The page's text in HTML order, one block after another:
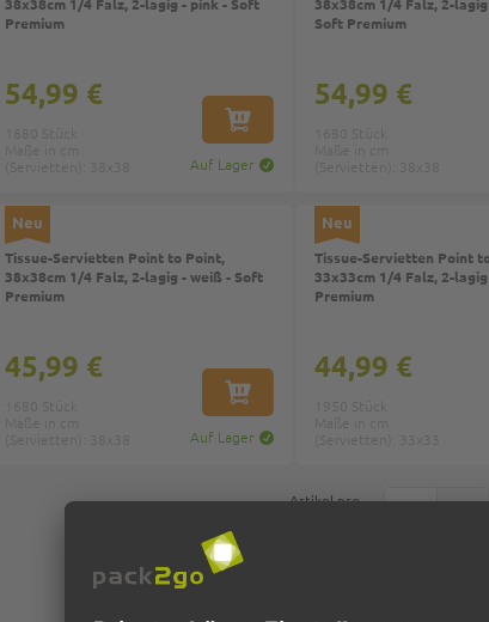
Premium
Auf Lager
IN DEN WARENKORB
54,99 €
Soft Premium
54,99 €
Neu
Tissue-Servietten Point to Point,
38x38cm 1/4 Falz, 2-lagig - weiß - Soft
Premium
Auf Lager
IN DEN WARENKORB
45,99 €
Neu
Tissue-Servietten Point
33x33cm 1/4 Falz, 2-
Premium
44,99 €
Artikel pro